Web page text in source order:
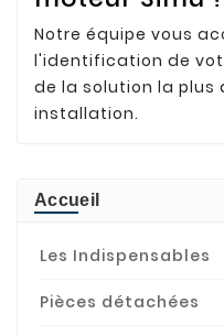
Notre équipe vous
l'identification de
de la solution la plus
installation.
Accueil
Les Indispensables
Pièces détachées